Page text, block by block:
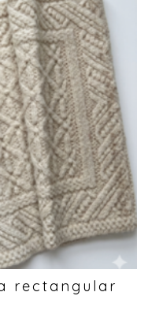
rectangular